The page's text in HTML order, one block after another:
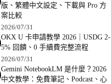
版、繁體中文設定、下載與 Pro 方
案比較
2026/07/31
OKX U 卡申請教學 2026｜USDG 2-
5% 回饋、0 手續費完整流程
2026/07/31
Gemini NotebookLM 是什麼？2026
中文教學：免費筆記、Podcast、心